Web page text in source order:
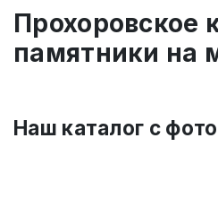
Прохоровское
памятники на
Наш каталог c